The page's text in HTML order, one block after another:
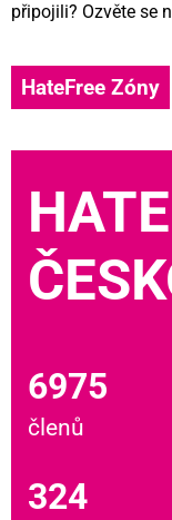
připojili? Ozvěte se
HateFree Zóny
6975
členů
324